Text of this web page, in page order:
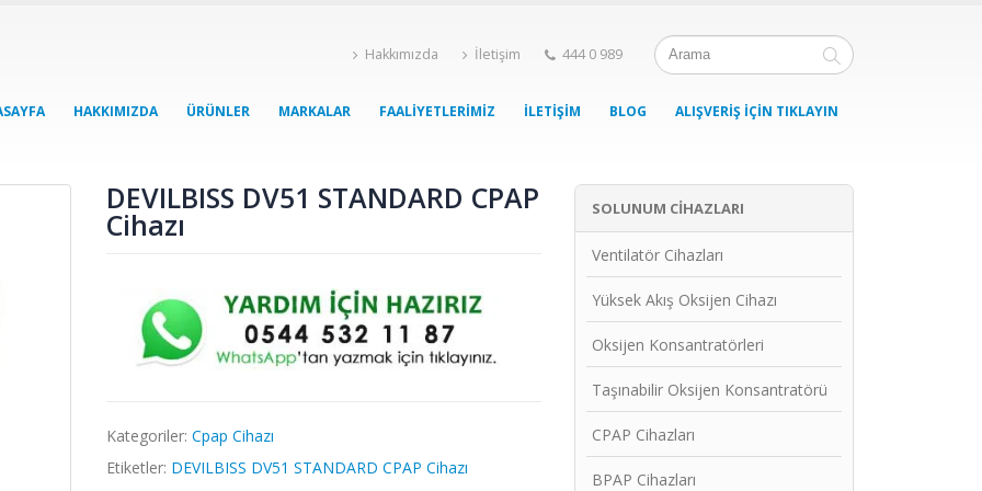
Hakkımızda İletişim 444 0 989
HAKKIMIZDA ÜRÜNLER MARKALAR FAALIYETLERIMIZ İLETIŞIM BLOG ALIŞVERIŞ İÇIN TIKLAYIN
DEVILBISS DV51 STANDARD CPAP
Cihazı
Kategoriler: Cpap Cihazı
Etiketler: DEVILBISS DV51 STANDARD CPAP Cihazı
SOLUNUM CIHAZLARI
Ventilatör Cihazları
Yüksek Akış Oksijen Cihazı
Oksijen Konsantratörleri
Taşınabilir Oksijen Konsantratörü
CPAP Cihazları
BPAP Cihazları